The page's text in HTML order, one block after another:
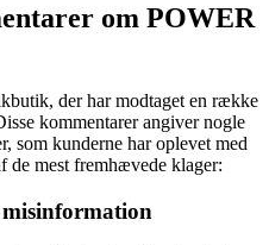
om POWER
der har modtaget en række
kommentarer angiver nogle
som kunderne har oplevet med
de mest fremhævede klager:
misinformation